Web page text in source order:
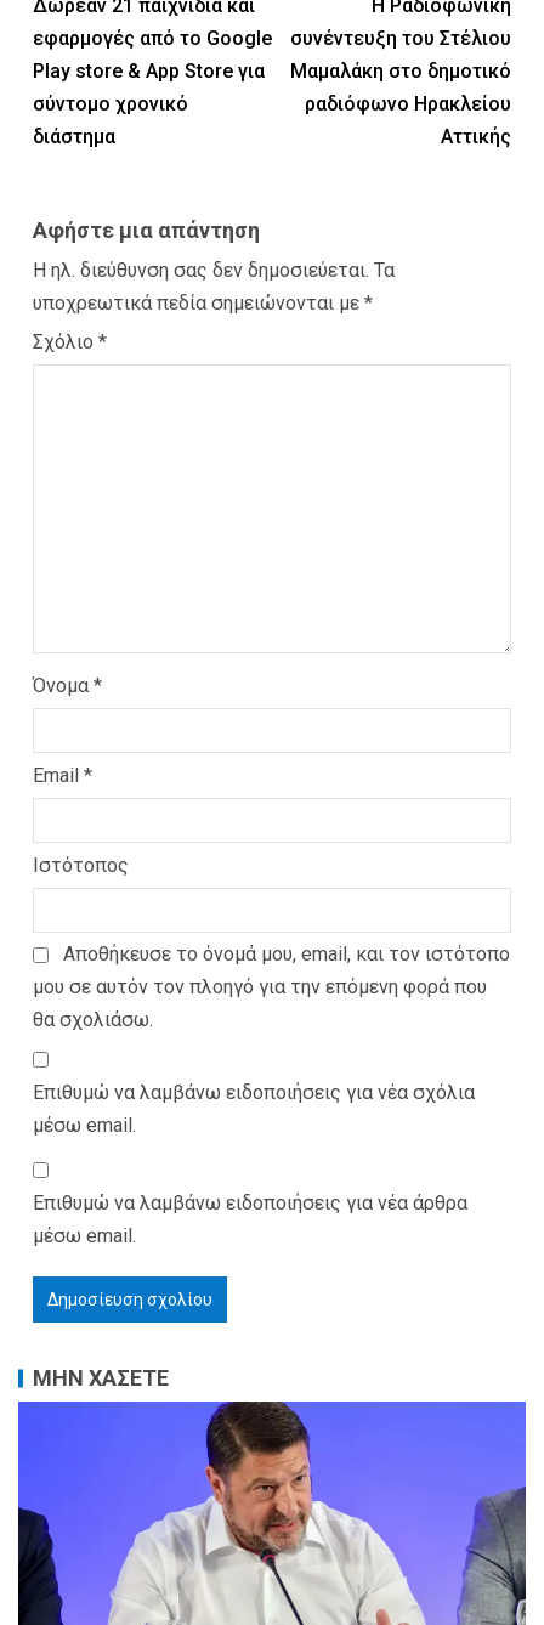
Δωρεάν 21 παιχνίδια και
εφαρμογές από το Google
Play store & App Store για
σύντομο χρονικό
διάστημα
Η Ραδιοφωνική
συνέντευξη του Στέλιου
Μαμαλάκη στο δημοτικό
ραδιόφωνο Ηρακλείου
Αττικής
Αφήστε μια απάντηση
Η ηλ. διεύθυνση σας δεν δημοσιεύεται. Τα
υποχρεωτικά πεδία σημειώνονται με *
Σχόλιο *
Όνομα *
Email *
Ιστότοπος
Αποθήκευσε το όνομά μου, email, και τον ιστότοπο
μου σε αυτόν τον πλοηγό για την επόμενη φορά που
θα σχολιάσω.
Επιθυμώ να λαμβάνω ειδοποιήσεις για νέα σχόλια
μέσω email.
Επιθυμώ να λαμβάνω ειδοποιήσεις για νέα άρθρα
μέσω email.
ΜΗΝ ΧΑΣΕΤΕ